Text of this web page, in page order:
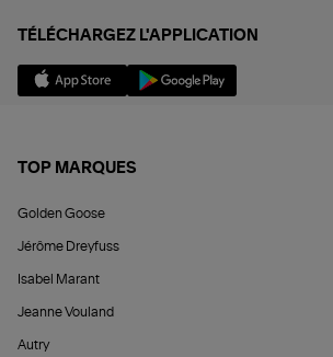
TÉLÉCHARGEZ L'APPLICATION
TOP MARQUES
Golden Goose
Jérôme Dreyfuss
Isabel Marant
Jeanne Vouland
Autry